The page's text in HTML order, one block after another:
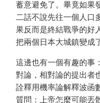
蓄意避免了。畢竟如果
二話不說先往一個人
果反而是終結戰爭的好
把兩個日本大城鎮變成
這邊也有一個有趣的事
對論，相對論的提出者
詮釋用機率論解釋波函
質問：上帝怎麼可能丟